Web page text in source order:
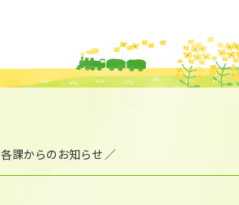
各課からのお知らせ